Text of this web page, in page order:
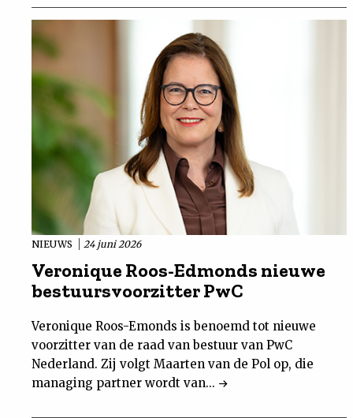
NIEUWS 24 juni 2026
Veronique Roos-Edmonds nieuwe
bestuursvoorzitter PwC
Veronique Roos-Emonds is benoemd tot nieuwe
voorzitter van de raad van bestuur van PwC
Nederland. Zij volgt Maarten van de Pol op, die
managing partner wordt van...